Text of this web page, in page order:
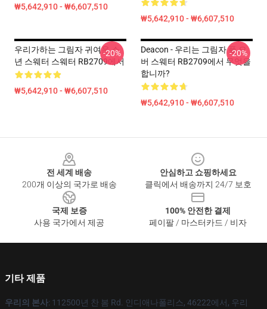
₩5,642,910 - ₩6,607,510
₩5,642,910 - ₩6,607,510
우리가하는 그림자 귀여운 소
년 스웨터 스웨터 RB2709에서
₩5,642,910 - ₩6,607,510
-20%
Deacon - 우리는 그림자 풀 오
버 스웨터 RB2709에서 무엇을
합니까?
₩5,642,910 - ₩6,607,510
-20%
전 세계 배송
200개 이상의 국가로 배송
안심하고 쇼핑하세요
클릭에서 배송까지 24/7 보호
국제 보증
사용 국가에서 제공
100% 안전한 결제
페이팔 / 마스터카드 / 비자
기타 제품
우리의 본사: 112500년 찬 봄 Rd. 인디애나폴리스, 46222에서, 우리